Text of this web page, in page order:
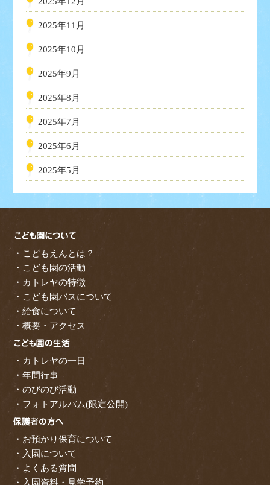
2025年11月
2025年10月
2025年9月
2025年8月
2025年7月
2025年6月
2025年5月
・こどもえんとは？
・こども園の活動
・カトレヤの特徴
・こども園バスについて
・給食について
・概要・アクセス
・カトレヤの一日
・年間行事
・のびのび活動
・フォトアルバム(限定公開)
・お預かり保育について
・入園について
・よくある質問
・入園資料・見学予約